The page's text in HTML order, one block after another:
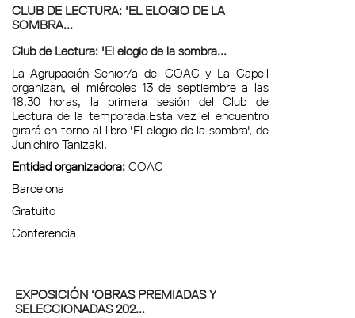
CLUB DE LECTURA: 'EL ELOGIO DE LA
SOMBRA...
Club de Lectura: 'El elogio de la sombra...
La Agrupación Senior/a del COAC y La Capell
organizan, el miércoles 13 de septiembre a las
18.30 horas, la primera sesión del Club de
Lectura de la temporada.Esta vez el encuentro
girará en torno al libro 'El elogio de la sombra', de
Junichiro Tanizaki.
Entidad organizadora:COAC
Barcelona
Gratuito
Conferencia
EXPOSICIÓN ‘OBRAS PREMIADAS Y
SELECCIONADAS 202...